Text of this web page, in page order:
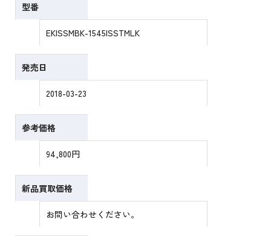
型番
EKISSMBK-1545ISSTMLK
発売日
2018-03-23
参考価格
94,800円
新品買取価格
お問い合わせください。